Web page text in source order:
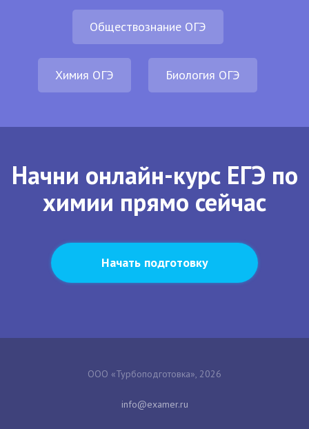
Обществознание ОГЭ
Химия ОГЭ Биология ОГЭ
Начни онлайн-курс ЕГЭ по
химии прямо сейчас
Начать подготовку
ООО «Турбоподготовка», 2026